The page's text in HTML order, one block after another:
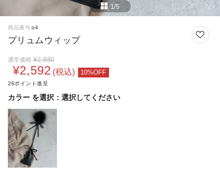
1/5
商品番号 o4
プリュムウィップ
通常価格 ¥2,880
¥2,592 税込
26
カラー 選択してください